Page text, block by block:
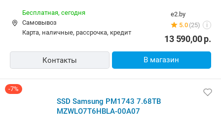
e2.by
5.0 (25) i
Бесплатная, сегодня
Самовывоз
карта, наличные, рассрочка, кредит
13 590,00р.
Контакты В магазин
-7%
SSD Samsung PM1743 7.68TB
MZWLO7T6HBLA-00A07